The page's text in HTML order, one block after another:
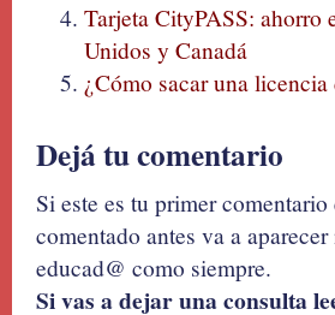
Tarjeta CityPASS: ahorro
Unidos y Canadá
¿Cómo sacar una
Dejá tu comentario
Si este es tu primer
comentado antes va a
educad@ como siempre.
Si vas a dejar una consulta